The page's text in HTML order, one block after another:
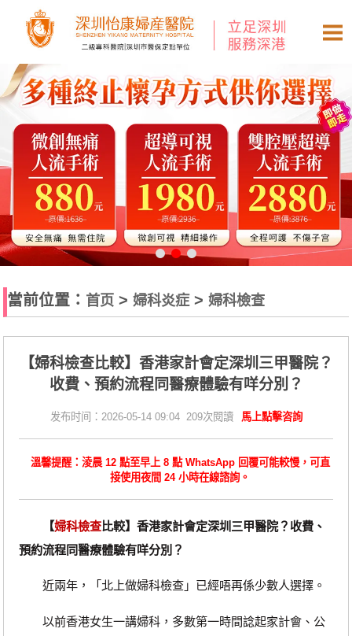
當前位置： 首页 >婦科炎症>婦科檢查
【婦科檢查比較】香港家計會定深圳三甲醫院？
收費、預約流程同醫療體驗有咩分別？
发布时间：2026-05-14 09:04 209次閱讀 馬上點擊咨詢
溫馨提醒：淩晨 12 點至早上 8 點 WhatsApp 回覆可能較慢，可直
接使用夜間 24 小時在線諮詢。
【婦科檢查比較】香港家計會定深圳三甲醫院？收費、
預約流程同醫療體驗有咩分別？
近兩年，「北上做婦科檢查」已經唔再係少數人選擇。
以前香港女生一講婦科，多數第一時間諗起家計會、公